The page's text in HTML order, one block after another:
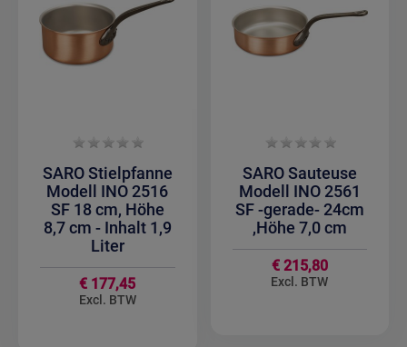
SARO Stielpfanne
Modell INO 2516
SF 18 cm, Höhe
8,7 cm - Inhalt 1,9
Liter
€ 177,45
SARO Sauteuse
Modell INO 2561
SF -gerade- 24cm
,Höhe 7,0 cm
€ 215,80